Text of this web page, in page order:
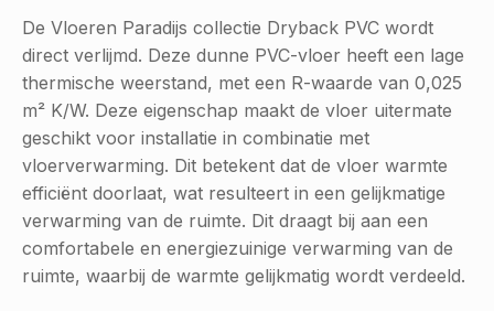
De Vloeren Paradijs collectie Dryback PVC wordt
direct verlijmd. Deze dunne PVC-vloer heeft een lage
thermische weerstand, met een R-waarde van 0,025
m² K/W. Deze eigenschap maakt de vloer uitermate
geschikt voor installatie in combinatie met
vloerverwarming. Dit betekent dat de vloer warmte
efficiënt doorlaat, wat resulteert in een gelijkmatige
verwarming van de ruimte. Dit draagt bij aan een
comfortabele en energiezuinige verwarming van de
ruimte, waarbij de warmte gelijkmatig wordt verdeeld.